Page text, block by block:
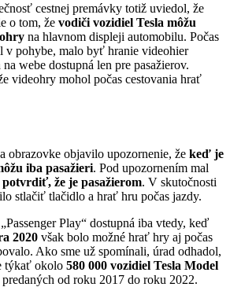
cestnej premávky totiž uviedol, že
o tom, že vodiči vozidiel Tesla môžu
na hlavnom displeji automobilu. Počas
v pohybe, malo byť hranie videohier
webe dostupná len pre pasažierov.
videohry mohol počas cestovania hrať
obrazovke objavilo upozornenie, že keď je
iba pasažieri. Pod upozornením mal
že je pasažierom. V skutočnosti
stlačiť tlačidlo a hrať hru počas jazdy.
Play“ dostupná iba vtedy, keď
2020 však bolo možné hrať hry aj počas
Ako sme už spomínali, úrad odhadol,
týkať okolo 580 000 vozidiel Tesla Model
predaných od roku 2017 do roku 2022.